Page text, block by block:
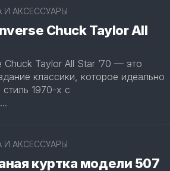
ТОВАРЫ
ДЛЯ
ЖИВОТНЫХ
АКСЕССУАРЫ
Chuck Taylor All
Taylor All Star ’70 — это
классики, которое идеально
1970-х с
АКСЕССУАРЫ
куртка модели 507